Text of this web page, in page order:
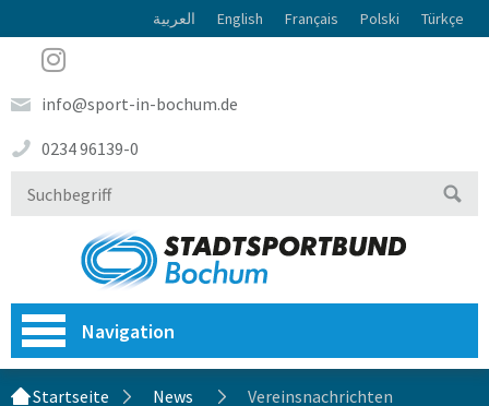
العربية English Français Polski Türkçe
info@sport-in-bochum.de
0234 96139-0
Navigation
Startseite News Vereinsnachrichten